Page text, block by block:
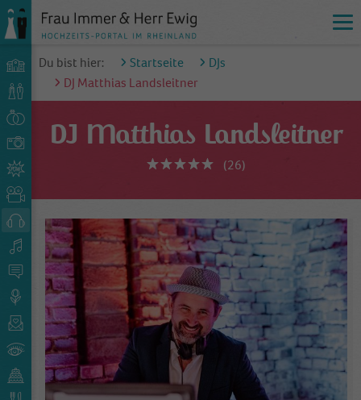
Du bist hier: Startseite
DJs
DJ Matthias Landsleitner
DJ Matthias Landsleitner
(26)